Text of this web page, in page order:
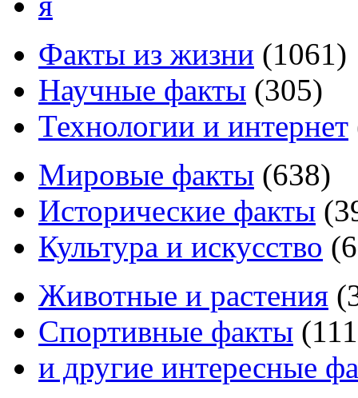
Факты из жизни (1061)
Научные факты (305)
Технологии и интернет
Мировые факты (638)
Исторические факты (
Культура и искусство (
Животные и растения (
Спортивные факты (111
и другие интересные